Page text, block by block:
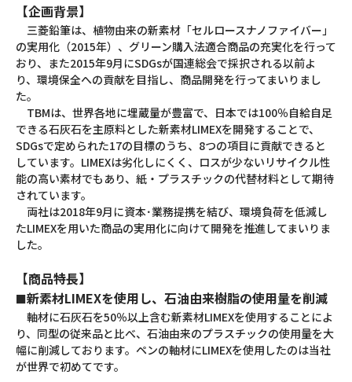
【企画背景】
三菱鉛筆は、植物由来の新素材「セルロースナノファイバー」
の実用化（2015年）、グリーン購入法適合商品の充実化を行って
おり、また2015年9月にSDGsが国連総会で採択される以前よ
り、環境保全への貢献を目指し、商品開発を行ってまいりまし
た。
TBMは、世界各地に埋蔵量が豊富で、日本では100％自給自足
できる石灰石を主原料とした新素材LIMEXを開発することで、
SDGsで定められた17の目標のうち、8つの項目に貢献できると
しています。LIMEXは劣化しにくく、ロスが少ないリサイクル性
能の高い素材でもあり、紙・プラスチックの代替材料として期待
されています。
両社は2018年9月に資本･業務提携を結び、環境負荷を低減し
たLIMEXを用いた商品の実用化に向けて開発を推進してまいりま
した。
【商品特長】
■新素材LIMEXを使用し、石油由来樹脂の使用量を削減
軸材に石灰石を50％以上含む新素材LIMEXを使用することによ
り、同型の従来品と比べ、石油由来のプラスチックの使用量を大
幅に削減しております。ペンの軸材にLIMEXを使用したのは当社
が世界で初めてです。